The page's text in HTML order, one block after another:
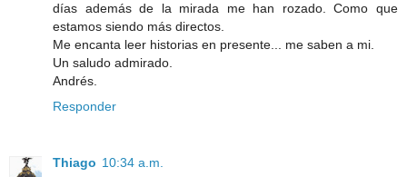
días además de la mirada me han rozado. Como que
estamos siendo más directos.
Me encanta leer historias en presente... me saben a mi.
Un saludo admirado.
Andrés.
Responder
Thiago 10:34 a.m.